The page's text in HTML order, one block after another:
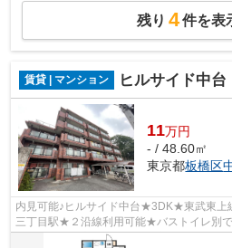
残り 4件を表
賃貸 | マンション ヒルサイド中台
11万円
- / 48.60㎡
東京都板橋区
内見可能♪ヒルサイド中台★3DK★東武東
三丁目駅★２沿線利用可能★バストイレ別
件です！！都心へのアクセス良好！通勤・...